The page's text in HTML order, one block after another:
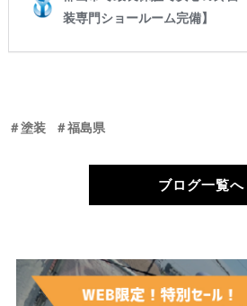
＃塗装 ＃福島県
ブログ一覧へ